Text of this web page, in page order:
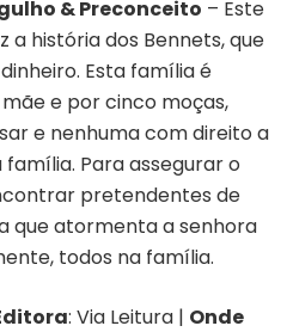
& Preconceito – Este
história dos Bennets, que
Esta família é
e por cinco moças,
e nenhuma com direito a
Para assegurar o
pretendentes de
que atormenta a senhora
todos na família.
: Via Leitura | Onde